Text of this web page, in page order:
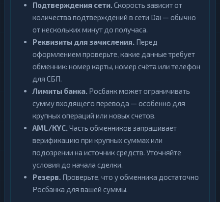
Подтверждения сети.Скорость зависит от
количества подтверждений в сети Dai — обычно
от нескольких минут до получаса.
Реквизиты для зачисления. Перед
оформлением проверьте, какие данные требует
обменник: номер карты, номер счёта или телефон
для СБП.
Лимиты банка. Росбанк может ограничивать
сумму входящего перевода — особенно для
крупных операций или новых счетов.
AML/KYC.Часть обменников запрашивает
верификацию при крупных суммах или
подозрении на источник средств. Уточняйте
условия до начала сделки.
Резерв. Проверьте, что у обменника достаточно
Росбанка для вашей суммы.